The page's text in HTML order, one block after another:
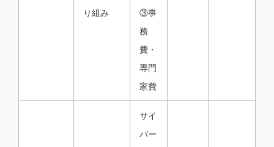
り組み
③事
務
費・
専門
家費
サイ
バー